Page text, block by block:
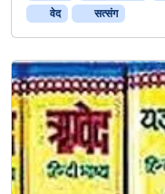
वेद
सत्संग